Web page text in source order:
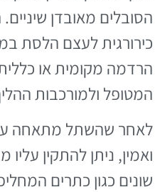
הסובלים מאובדן
כירורגית לעצם הלסת
הרדמה מקומית או
המטופל ולמורכבות
לאחר שהשתל מתאחה עם
ואמין, ניתן להתקין עליו
שונים כגון כתרים